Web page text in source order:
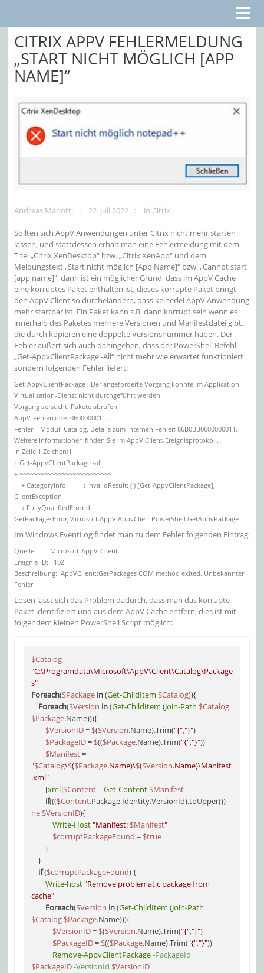
CITRIX APPV FEHLERMELDUNG
„START NICHT MÖGLICH [APP
NAME]“
Andreas Mariotti 22. Juli 2022 in Citrix
Sollten sich AppV Anwendungen unter Citrix nicht mehr starten
lassen, und stattdessen erhält man eine Fehlermeldung mit dem
Titel „Citrix XenDesktop“ bzw. „Citrix XenApp“ und dem
Meldungstext „Start nicht möglich [App Name]“ bzw. „Cannot start
[app name]“, dann ist ein möglicher Grund, dass im AppV Cache
eine korruptes Paket enthalten ist, dieses korrupte Paket bringt
den AppV Client so durcheiandern, dass keinerlei AppV Anwendung
mehr startbar ist. Ein Paket kann z.B. dann korrupt sein wenn es
innerhalb des Paketes mehrere Versionen und Manifestdatei gibt,
die durch kopieren eine doppelte Versionsnummer haben. Der
Fehler äußert sich auch dahingehen, dass der PowerShell Befehl
„Get-AppvClientPackage -All“ nicht mehr wie erwartet funktioniert
sondern folgenden Fehler liefert:
Get-AppvClientPackage : Der angeforderte Vorgang konnte im Application
Virtualization-Dienst nicht durchgeführt werden.
Vorgang versucht: Pakete abrufen.
AppV-Fehlercode: 0600000011.
Fehler – Modul: Catalog. Details zum internen Fehler: 86B0BB0600000011.
Weitere Informationen finden Sie im AppV Client-Ereignisprotokoll.
In Zeile:1 Zeichen:1
+ Get-AppvClientPackage -all
+ ~~~~~~~~~~~~~~~~~~~~~~~~~~
+ CategoryInfo : InvalidResult: (:) [Get-AppvClientPackage],
ClientException
+ FullyQualifiedErrorId :
GetPackagesError,Microsoft.AppV.AppvClientPowerShell.GetAppvPackage
Im Windows EventLog findet man zu dem Fehler folgenden Eintrag:
Quelle: Microsoft-AppV-Client
Ereignis-ID: 102
Beschreibung: IAppVClient::GetPackages COM method exited. Unbekannter
Fehler
Lösen lässt sich das Problem dadurch, dass man das korrupte
Paket identifiziert und aus dem AppV Cache entfern, dies ist mit
folgendem kleinen PowerShell Script möglich:
$Catalog
"C:\Programdata\Microsoft\AppV\Client\Catalog\Package
s"
Foreach($Package in (Get-ChildItem $Catalog)){
Foreach($Version in (Get-ChildItem (Join-Path $Catalog
$Package.Name))){
$VersionID = $($Version.Name).Trim("{","}")
$PackageID = $(($Package.Name).Trim("{","}"))
$Manifest
"$Catalog\$($Package.Name)\$($Version.Name)\Manifest
.xml"
        [
xml]$Content = Get-Content $Manifest
if((($Content.Package.Identity.VersionId).toUpper()) -
ne $VersionID){
Write-Host"Manifest: $Manifest"
$corruptPackageFound = $true
if ($corruptPackageFound) {
Write-host"Remove problematic package from
cache"
Foreach($Version in (Get-ChildItem (Join-Path
$Catalog $Package.Name))){
$VersionID = $($Version.Name).Trim("{","}")
$PackageID = $(($Package.Name).Trim("{","}"))
Remove-AppvClientPackage-PackageId
$PackageID-VersionId $VersionID